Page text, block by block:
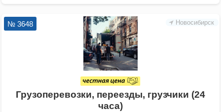
Новосибирск
№ 3648
Грузоперевозки, переезды, грузчики (24
часа)